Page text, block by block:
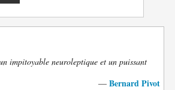
impitoyable neuroleptique et un puissant
— Bernard Pivot